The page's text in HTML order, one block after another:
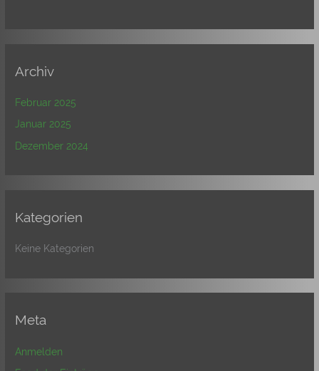
Archiv
Februar 2025
Januar 2025
Dezember 2024
Kategorien
Keine Kategorien
Meta
Anmelden